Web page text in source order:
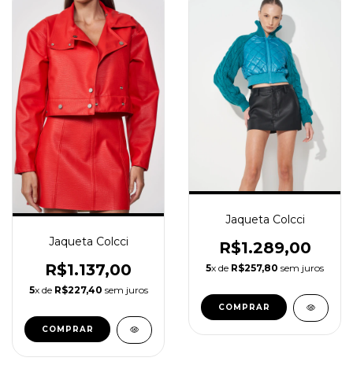
Jaqueta Colcci
R$1.137,00
5x de R$227,40 sem juros
COMPRAR
Jaqueta Colcci
R$1.289,00
5x de R$257,80 sem juros
COMPRAR